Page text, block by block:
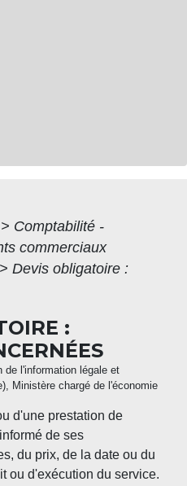
> Comptabilité -
commerciaux
> Devis obligatoire :
:
de l'information légale et
Ministère chargé de l'économie
d'une prestation de
de ses
du prix, de la date ou du
ou d'exécution du service.